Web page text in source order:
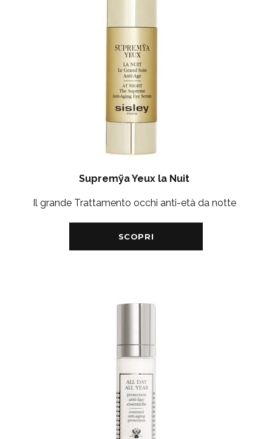
Supremÿa Yeux la Nuit
Il grande Trattamento occhi anti-età da notte
SCOPRI